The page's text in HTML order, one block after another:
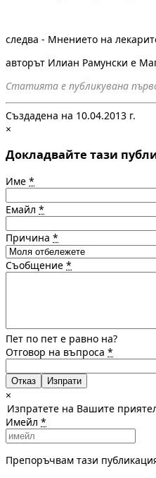
следва - Мнението на
авторът Илиан Рамунски е
Статията е публикувана
Създадена на 10.04.2013 г.
×
Докладвайте тази
Име *
Емайл *
Причина *
Съобщение *
Пет по пет е равно на?
Отговор на въпроса *
Отказ
×
Изпратете на Вашите
Имейл *
Препоръчвам тази